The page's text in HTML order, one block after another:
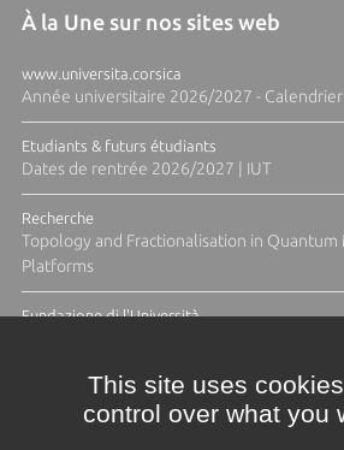
À la Une sur nos sites web
www.universita.corsica
Année universitaire 2026/2027 -
Etudiants & futurs étudiants
Dates de rentrée 2026/2027 | IUT
Recherche
Topology and Fractionalisation in
Platforms
Fundazione di l'Università
This site uses
control over what you